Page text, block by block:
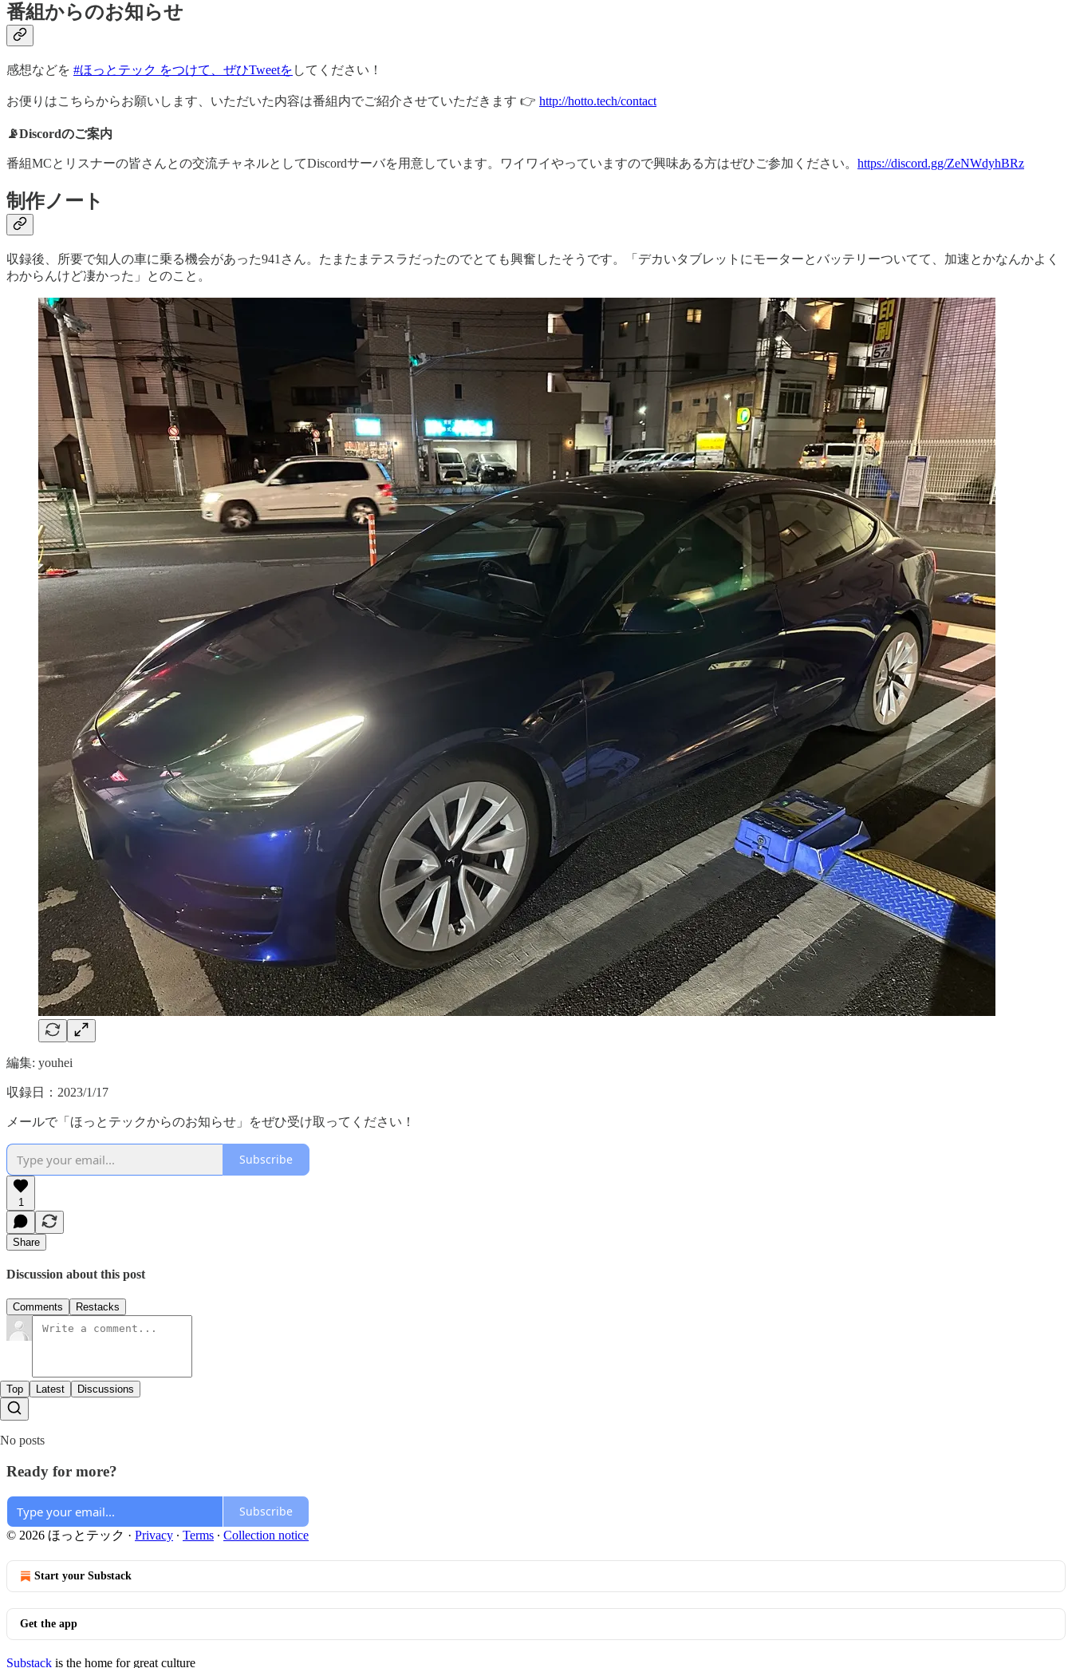
番組からのお知らせ
感想などを #ほっとテック をつけて、ぜひTweetを してください！
お便りはこちらからお願いします、いただいた内容は番組内でご紹介させていただきます 👉 http://hotto.tech/contact
📡Discordのご案内
番組MCとリスナーの皆さんとの交流チャネルとしてDiscordサーバを用意しています。ワイワイやっていますので興味ある方はぜひご参加ください。 https://discord.gg/ZeNWdyhBRz
制作ノート
収録後、所要で知人の車に乗る機会があった941さん。たまたまテスラだったのでとても興奮したそうです。「デカいタブレットにモーターとバッテリーついてて、加速とかなんかよく
わからんけど凄かった」とのこと。
編集: youhei
収録日：2023/1/17
メールで「ほっとテックからのお知らせ」をぜひ受け取ってください！
Subscribe
1
Share
Discussion about this post
Comments Restacks
Top Latest Discussions
No posts
Ready for more?
Subscribe
© 2026 ほっとテック · Privacy ∙ Terms ∙ Collection notice
Start your Substack
Get the app
Substack is the home for great culture